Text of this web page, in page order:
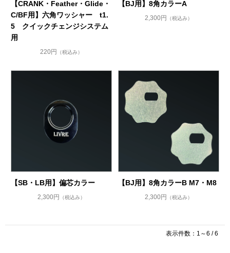
【CRANK・Feather・Glide・
C/BF用】六角ワッシャー t1.
5 クイックチェンジシステム
用
220円 （税込み）
【BJ用】8角カラーA
2,300円 （税込み）
【SB・LB用】偏芯カラー
2,300円 （税込み）
【BJ用】8角カラーB M7・M8
2,300円 （税込み）
表示件数：1～6 / 6